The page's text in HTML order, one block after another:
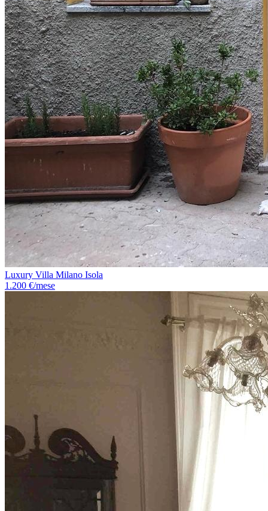
Luxury Villa Milano Isola
1.200 €/mese